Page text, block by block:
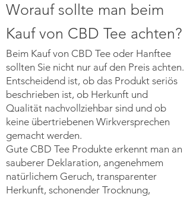
Worauf sollte man beim
Kauf von CBD Tee achten?
Beim Kauf von CBD Tee oder Hanftee
sollten Sie nicht nur auf den Preis achten.
Entscheidend ist, ob das Produkt seriös
beschrieben ist, ob Herkunft und
Qualität nachvollziehbar sind und ob
keine übertriebenen Wirkversprechen
gemacht werden.
Gute CBD Tee Produkte erkennt man an
sauberer Deklaration, angenehmem
natürlichem Geruch, transparenter
Herkunft, schonender Trocknung,